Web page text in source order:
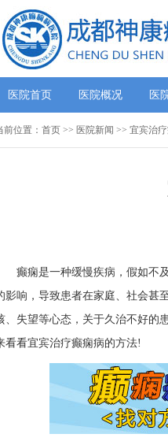
医院首页 医院概况 医
前位置： 首页 >> 医院新闻 >> 宜宾治
癫痫是一种缓慢疾病，假如不
影响，导致患者在家庭、社会甚
、失望等心态，关于久治不好的
看看宜宾治疗癫痫病的方法!